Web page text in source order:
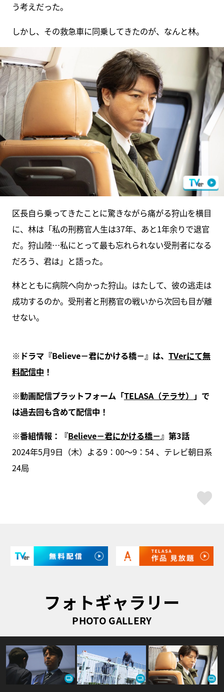
う考えだった。
しかし、その救急車に同乗してきたのが、なんと林。
区長自ら乗ってきたことに驚きながら痛がる狩山を横目
に、林は「私の刑務官人生は37年、あと1年余りで退官
だ。狩山陸…私にとって最も忘れられない受刑者になる
だろう、君は」と語った。
林とともに病院へ向かった狩山。はたして、彼の逃走は
成功するのか。受刑者と刑務官の戦いから次回も目が離
せない。
※ ドラマ『Believe－君にかける橋－』は、 TVerにて無
料配信中 ！
※動画配信プラットフォーム「TELASA（テラサ） 」で
は過去回も含めて配信中！
※番組情報：『Believe－君にかける橋－』第3話
2024年5月9日（木）よる9：00～9：54 、テレビ朝日系
24局
フォトギャラリー
PHOTO GALLERY